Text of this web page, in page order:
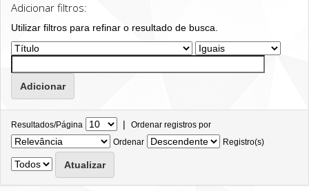
Adicionar filtros:
Utilizar filtros para refinar o resultado de busca.
Resultados/Página | Ordenar registros por
Ordenar
Registro(s)